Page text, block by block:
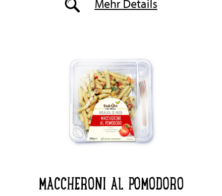
Mehr Details
MACCHERONI AL POMODORO